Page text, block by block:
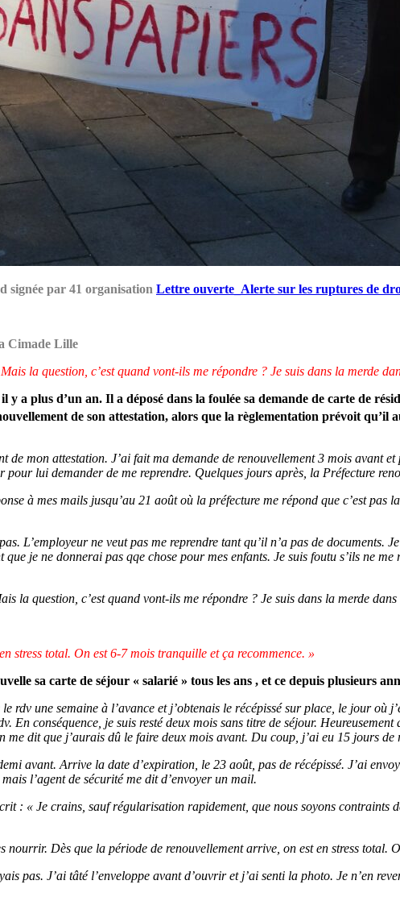
signée par 41 organisation Lettre ouverte_Alerte sur les ruptures de
Cimade Lille
la question, c’est quand vont-ils me répondre ? Je suis dans la merde
a plus d’un an. Il a déposé dans la foulée sa demande de carte de
de son attestation, alors que la règlementation prévoit qu’il
de mon attestation. J’ai fait ma demande de renouvellement 3 mois avant
lui demander de me reprendre. Quelques jours après, la Préfecture
à mes mails jusqu’au 21 août où la préfecture me répond que c’est
L’employeur ne veut pas me reprendre tant qu’il n’a pas de documents.
je ne donnerai pas qqe chose pour mes enfants. Je suis foutu s’ils ne
la question, c’est quand vont-ils me répondre ? Je suis dans la merde
stress total. On est 6-7 mois tranquille et ça recommence. »
sa carte de séjour « salarié » tous les ans , et ce depuis plusieurs
rdv une semaine à l’avance et j’obtenais le récépissé sur place, le jour
conséquence, je suis resté deux mois sans titre de séjour.
me dit que j’aurais dû le faire deux mois avant. Du coup, j’ai eu 15 jours
avant. Arrive la date d’expiration, le 23 août, pas de récépissé. J’ai
l’agent de sécurité me dit d’envoyer un mail.
: « Je crains, sauf régularisation rapidement, que nous soyons contraints
nourrir. Dès que la période de renouvellement arrive, on est en stress total.
pas. J’ai tâté l’enveloppe avant d’ouvrir et j’ai senti la photo. Je n’en